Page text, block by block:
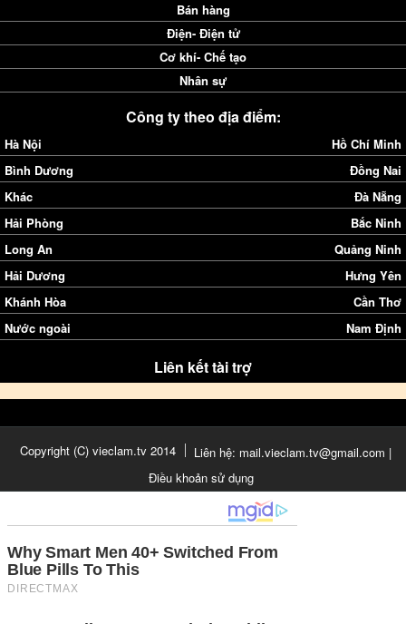
Bán hàng
Điện- Điện tử
Cơ khí- Chế tạo
Nhân sự
Công ty theo địa điểm:
Hà Nội
Hồ Chí Minh
Bình Dương
Đồng Nai
Khác
Đà Nẵng
Hải Phòng
Bắc Ninh
Long An
Quảng Ninh
Hải Dương
Hưng Yên
Khánh Hòa
Cần Thơ
Nước ngoài
Nam Định
Liên kết tài trợ
Copyright (C) vieclam.tv 2014
Liên hệ: mail.vieclam.tv@gmail.com |
Điều khoản sử dụng